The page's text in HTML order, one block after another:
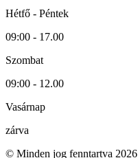
Hétfő - Péntek
09:00 - 17.00
Szombat
09:00 - 12.00
Vasárnap
zárva
© Minden jog fenntartva 2026